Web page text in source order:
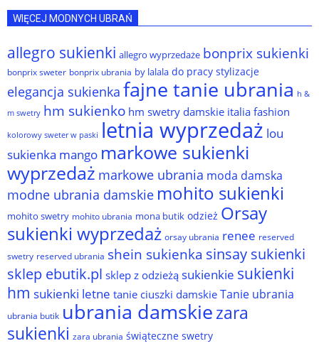
WIĘCEJ MODNYCH UBRAŃ
allegro sukienki allegro wyprzedaże bonprix sukienki
bonprix sweter bonprix ubrania by lalala do pracy stylizacje
elegancja sukienka fajne tanie ubrania h &
m swetry hm sukienko hm swetry damskie italia fashion
kolorowy sweter w paski letnia wyprzedaż lou
sukienka mango markowe sukienki
wyprzedaż markowe ubrania moda damska
modne ubrania damskie mohito sukienki
mohito swetry mohito ubrania mona butik odzież Orsay
sukienki wyprzedaż orsay ubrania renee reserved
swetry reserved ubrania shein sukienka sinsay sukienki
sklep ebutik.pl sklep z odzieżą sukienkie sukienki
hm sukienki letne tanie ciuszki damskie Tanie ubrania
ubrania butik ubrania damskiezara
sukienki zara ubrania świąteczne swetry